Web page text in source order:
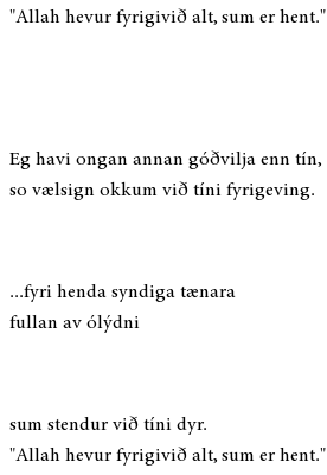
"Allah hevur fyrigivið alt, sum er hent."
Eg havi ongan annan góðvilja enn tín,
so vælsign okkum við tíni fyrigeving.
...fyri henda syndiga tænara
fullan av ólýdni
sum stendur við tíni dyr.
"Allah hevur fyrigivið alt, sum er hent."